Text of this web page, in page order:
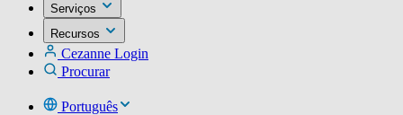
Serviços
Recursos
Cezanne Login
Procurar
Português